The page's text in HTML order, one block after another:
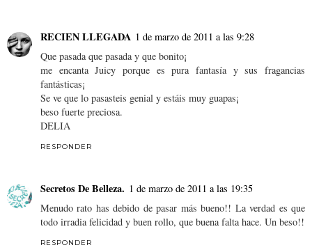
RECIEN LLEGADA 1 de marzo de 2011 a las 9:28
Que pasada que pasada y que bonito¡
me encanta Juicy porque es pura fantasía y sus fragancias
fantásticas¡
Se ve que lo pasasteis genial y estáis muy guapas¡
beso fuerte preciosa.
DELIA
RESPONDER
Secretos De Belleza. 1 de marzo de 2011 a las 19:35
Menudo rato has debido de pasar más bueno!! La verdad es que
todo irradia felicidad y buen rollo, que buena falta hace. Un beso!!
RESPONDER